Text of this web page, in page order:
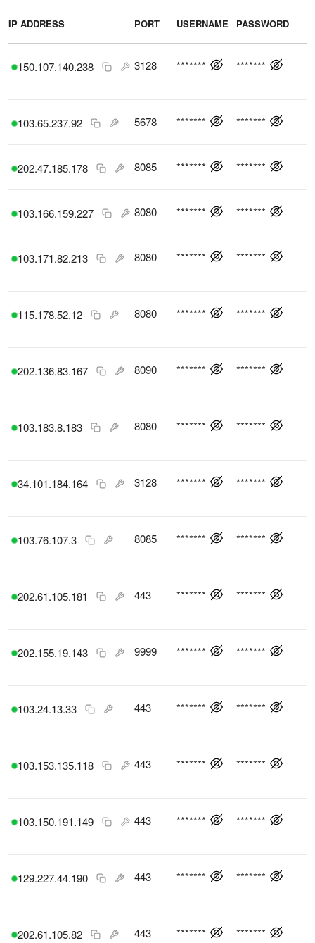
IP ADDRESS PORT USERNAME PASSWORD
150.107.140.238 3128 ******* *******
103.65.237.92 5678 ******* *******
202.47.185.178 8085 ******* *******
103.166.159.227 8080 ******* *******
103.171.82.213 8080 ******* *******
115.178.52.12 8080 ******* *******
202.136.83.167 8090 ******* *******
103.183.8.183 8080 ******* *******
34.101.184.164 3128 ******* *******
103.76.107.3 8085 ******* *******
202.61.105.181 443 ******* *******
202.155.19.143 9999 ******* *******
103.24.13.33 443 ******* *******
103.153.135.118 443 ******* *******
103.150.191.149 443 ******* *******
129.227.44.190 443 ******* *******
202.61.105.82 443 ******* *******